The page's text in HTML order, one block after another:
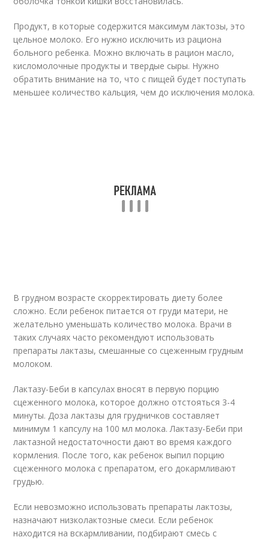
Продукт, в которые содержится максимум лактозы, это
цельное молоко. Его нужно исключить из рациона
больного ребенка. Можно включать в рацион масло,
кисломолочные продукты и твердые сыры. Нужно
обратить внимание на то, что с пищей будет поступать
меньшее количество кальция, чем до исключения молока.
В грудном возрасте скорректировать диету более
сложно. Если ребенок питается от груди матери, не
желательно уменьшать количество молока. Врачи в
таких случаях часто рекомендуют использовать
препараты лактазы, смешанные со сцеженным грудным
молоком.
Лактазу-Беби в капсулах вносят в первую порцию
сцеженного молока, которое должно отстояться 3-4
минуты. Доза лактазы для грудничков составляет
минимум 1 капсулу на 100 мл молока. Лактазу-Беби при
лактазной недостаточности дают во время каждого
кормления. После того, как ребенок выпил порцию
сцеженного молока с препаратом, его докармливают
грудью.
Если невозможно использовать препараты лактозы,
назначают низколактозные смеси. Если ребенок
находится на вскармливании, подбирают смесь с